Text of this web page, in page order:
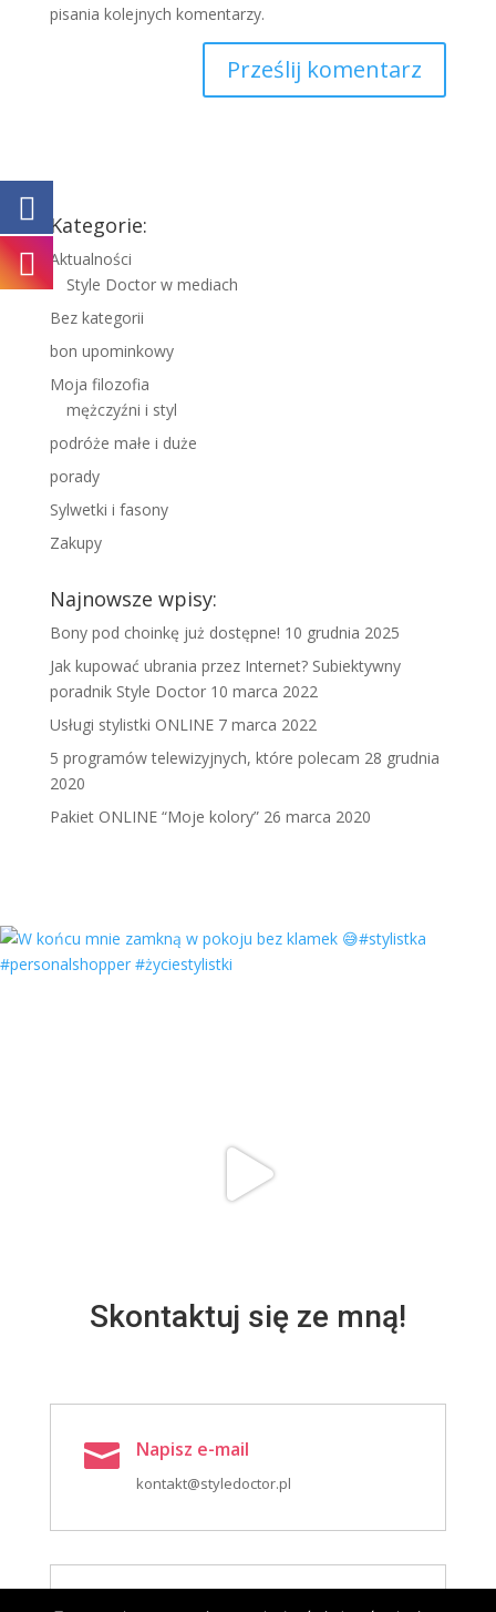
pisania kolejnych komentarzy.
Kategorie:
Aktualności
Style Doctor w mediach
Bez kategorii
bon upominkowy
Moja filozofia
mężczyźni i styl
podróże małe i duże
porady
Sylwetki i fasony
Zakupy
Najnowsze wpisy:
Bony pod choinkę już dostępne! 10 grudnia 2025
Jak kupować ubrania przez Internet? Subiektywny
poradnik Style Doctor 10 marca 2022
Usługi stylistki ONLINE 7 marca 2022
5 programów telewizyjnych, które polecam 28 grudnia
2020
Pakiet ONLINE “Moje kolory” 26 marca 2020
Skontaktuj się ze mną!
 Napisz e-mail
kontakt@styledoctor.pl